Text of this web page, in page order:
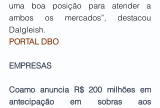
uma boa posição para atender a
ambos os mercados”, destacou
Dalgleish.
PORTAL DBO
EMPRESAS
Coamo anuncia R$ 200 milhões em
antecipação em sobras aos